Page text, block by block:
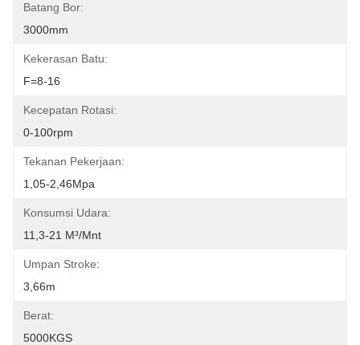
Batang Bor:
3000mm
Kekerasan Batu:
F=8-16
Kecepatan Rotasi:
0-100rpm
Tekanan Pekerjaan:
1,05-2,46Mpa
Konsumsi Udara:
11,3-21 M³/mnt
Umpan Stroke:
3,66m
Berat:
5000KGS